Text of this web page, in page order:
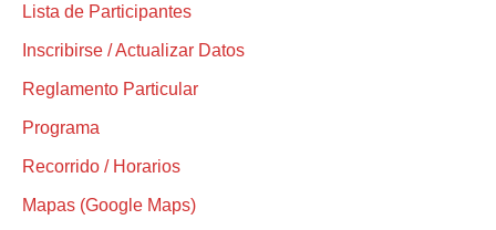
Lista de Participantes
Inscribirse / Actualizar Datos
Reglamento Particular
Programa
Recorrido / Horarios
Mapas (Google Maps)